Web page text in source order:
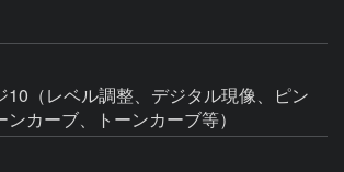
10（レベル調整、デジタル現像、ピン
カーブ、トーンカーブ等）